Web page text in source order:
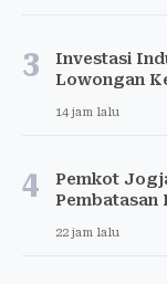
3
Investasi
Lowongan
14 jam lalu
4
Pemkot
Pembatasan
22 jam lalu